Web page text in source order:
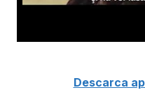
Descarca